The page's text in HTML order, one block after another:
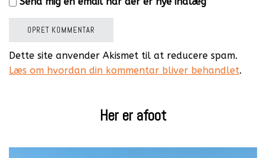
Dette site anvender Akismet til at reducere spam.
Læs om hvordan din kommentar bliver behandlet.
Her er afoot